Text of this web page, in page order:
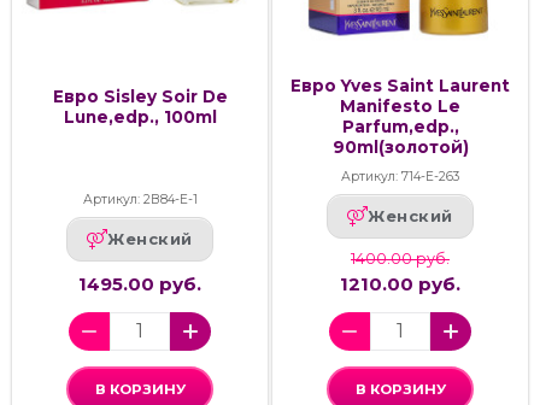
Евро Sisley Soir De
Lune,edp., 100ml
Артикул: 2В84-Е-1
Женский
1495.00 руб.
В КОРЗИНУ
Евро Yves Saint Laurent
Manifesto Le
Parfum,edp.,
90ml(золотой)
Артикул: 714-Е-263
Женский
1400.00 руб.
1210.00 руб.
В КОРЗИНУ